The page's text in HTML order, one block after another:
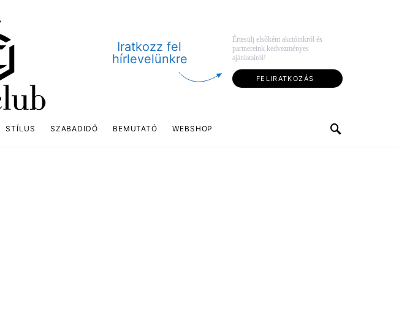
Iratkozz fel
hírlevelünkre
Értesülj elsőként akcióinkról és
partnereink kedvezményes
ajánlatairól!
FELIRATKOZÁS
STÍLUS SZABADIDŐ BEMUTATÓ WEBSHOP